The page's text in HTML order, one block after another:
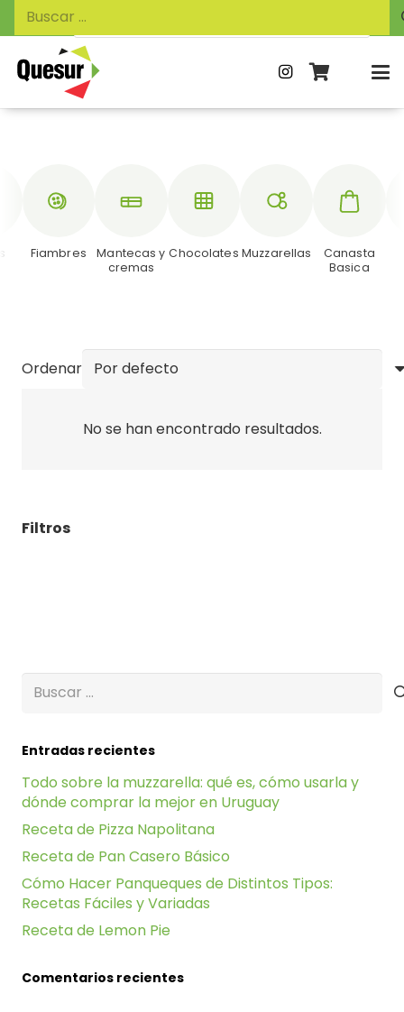
de
productos
Buscar:
Fiambres
Mantecas y
cremas
Chocolates Muzzarellas
Canasta
Basica
Filtros
Ordenar
No se han encontrado resultados.
Buscar:
Entradas recientes
Todo sobre la muzzarella: qué es, cómo usarla y
dónde comprar la mejor en Uruguay
Receta de Pizza Napolitana
Receta de Pan Casero Básico
Cómo Hacer Panqueques de Distintos Tipos:
Recetas Fáciles y Variadas
Receta de Lemon Pie
Comentarios recientes